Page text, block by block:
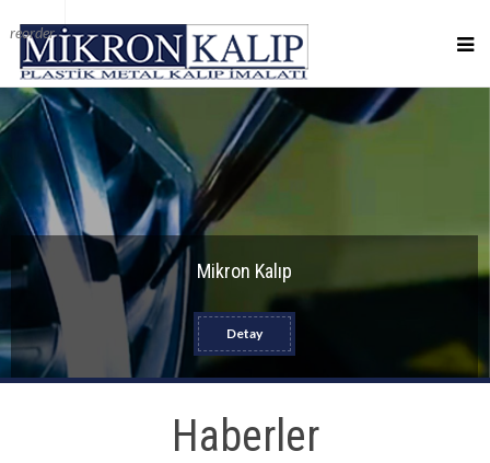
reorder
Mikron Kalıp
Detay
Haberler